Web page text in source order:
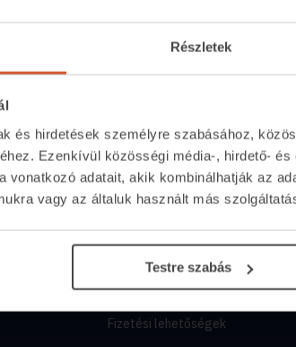
Részletek
és hirdetések személyre szabásához,
Ezenkívül közösségi média-, hirdető-
vonatkozó adatait, akik kombinálhatják az
vagy az általuk használt más
Testre szabás
Ennek 10%-kal jobb a
mint a kapható napelemes
Közvetítőknek
Belépés közvetítőknek
Árak és hirdetési lehetőségek
Fizetési lehetőségek